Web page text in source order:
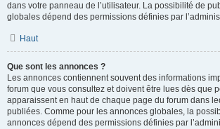
dans votre panneau de l’utilisateur. La possibilité de
globales dépend des permissions définies par
Haut
Que sont les annonces ?
Les annonces contiennent souvent des informations
forum que vous consultez et doivent être lues dès que
apparaissent en haut de chaque page du forum dans
publiées. Comme pour les annonces globales, la
annonces dépend des permissions définies par